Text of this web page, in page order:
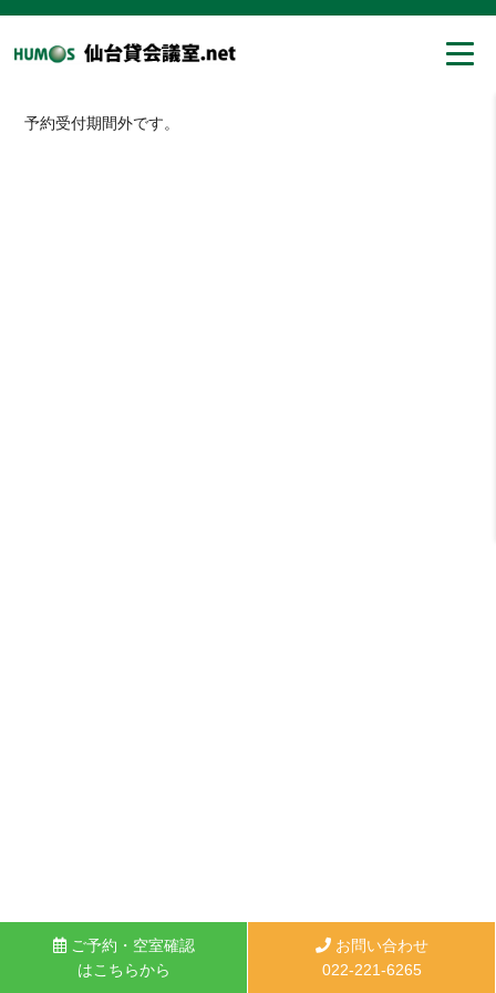
ご予約・空室確認
はこちらから
お問い合わせ
022-221-6265
予約受付期間外です。